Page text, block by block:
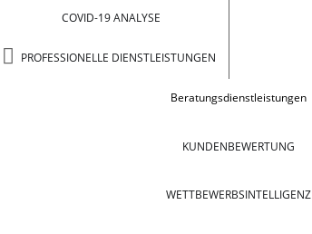
COVID-19 ANALYSE
PROFESSIONELLE DIENSTLEISTUNGEN
Beratungsdienstleistungen
KUNDENBEWERTUNG
WETTBEWERBSINTELLIGENZ